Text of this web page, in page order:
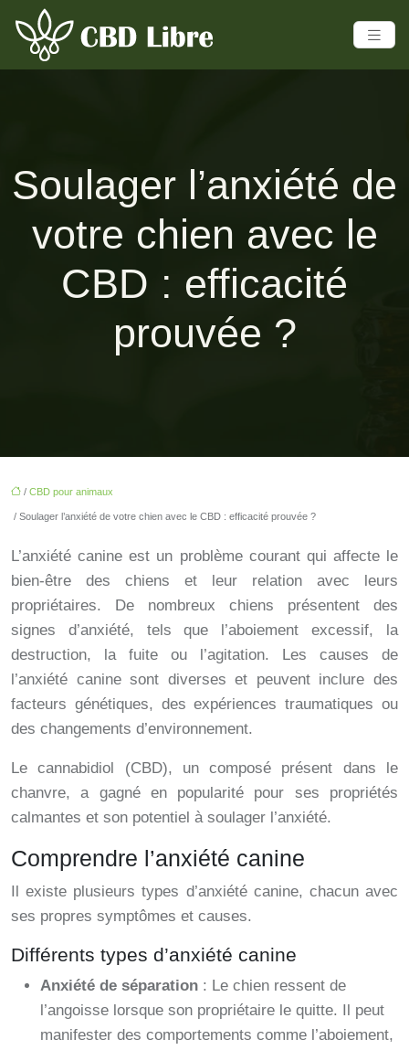
Soulager l’anxiété de
votre chien avec le
CBD : efficacité
prouvée ?
/ CBD pour animaux
/ Soulager l’anxiété de votre chien avec le CBD : efficacité prouvée ?
L’anxiété canine est un problème courant qui affecte le
bien-être des chiens et leur relation avec leurs
propriétaires. De nombreux chiens présentent des
signes d’anxiété, tels que l’aboiement excessif, la
destruction, la fuite ou l’agitation. Les causes de
l’anxiété canine sont diverses et peuvent inclure des
facteurs génétiques, des expériences traumatiques ou
des changements d’environnement.
Le cannabidiol (CBD), un composé présent dans le
chanvre, a gagné en popularité pour ses propriétés
calmantes et son potentiel à soulager l’anxiété.
Comprendre l’anxiété canine
Il existe plusieurs types d’anxiété canine, chacun avec
ses propres symptômes et causes.
Différents types d’anxiété canine
Anxiété de séparation : Le chien ressent de
l’angoisse lorsque son propriétaire le quitte. Il peut
manifester des comportements comme l’aboiement,